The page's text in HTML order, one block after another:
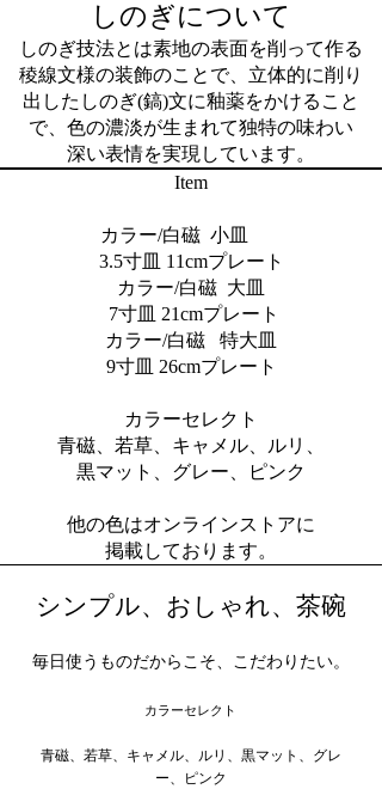
しのぎについて
しのぎ技法とは素地の表面を削って作る
稜線文様の装飾のことで、立体的に削り
出したしのぎ(鎬)文に釉薬をかけること
で、色の濃淡が生まれて独特の味わい
深い表情を実現しています。
Item
カラー/白磁 小皿
3.5寸皿 11cmプレート
カラー/白磁 大皿
7寸皿 21cmプレート
カラー/白磁 特大皿
9寸皿 26cmプレート
カラーセレクト
​青磁、若草、キャメル、ルリ、
黒マット、グレー、ピンク
​他の色はオンラインストアに
掲載しております。
シンプル、おしゃれ、茶碗
毎日使うものだからこそ、こだわりたい。
​カラーセレクト
青磁、若草、キャメル、ルリ、黒マット、グレ
ー、ピンク